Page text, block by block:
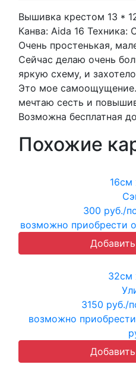
Вышивка крестом 13 *
Канва: Aida 16 Техника:
Очень простенькая,
Сейчас делаю очень
яркую схему, и
Это мое
мечтаю сесть и
Возможна бесплатная
Похожие
16см
300 руб./
возможно приобрести
32см
3150 руб./
возможно